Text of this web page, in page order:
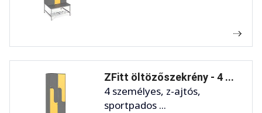
ZFitt öltözőszekrény - 4 ...
4 személyes, z-ajtós,
sportpados ...